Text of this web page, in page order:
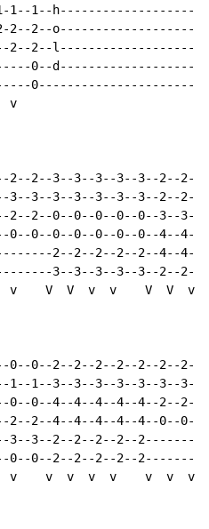
1-1--1--
2-2--2--
2--2--
0--
v
2--2--3--3--3--3--3--2--
3--3--3--3--3--3--3--2--
2--2--0--0--0--0--0--3--
0--0--0--0--0--0--0--4--
2--2--2--2--2--4--
3--3--3--3--3--2--
v    V  V  v  v    V  V
0--0--2--2--2--2--2--2--
1--1--3--3--3--3--3--3--
0--0--4--4--4--4--4--2--
2--2--4--4--4--4--4--0--
3--3--2--2--2--2--
0--0--2--2--2--2--
v    v  v  v  v    v  v